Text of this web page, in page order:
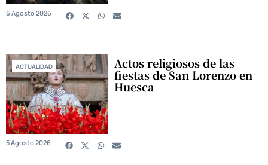
6 Agosto 2026
ACTUALIDAD Actos religiosos de las
fiestas de San Lorenzo en
Huesca
5 Agosto 2026